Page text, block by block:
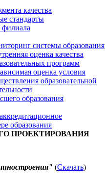
качества
стандарты
системы образования
оценка качества
программ
оценка условия
образовательной
образования
образования
ПРОЕКТИРОВАНИЯ
(Скачать)